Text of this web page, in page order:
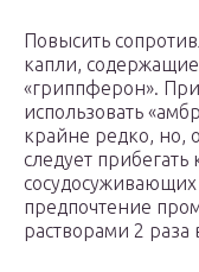
Повысить
капли,
«гриппферон».
использовать
крайне редко, но,
следует
сосудосуживающих
предпочтение
растворами 2 раза